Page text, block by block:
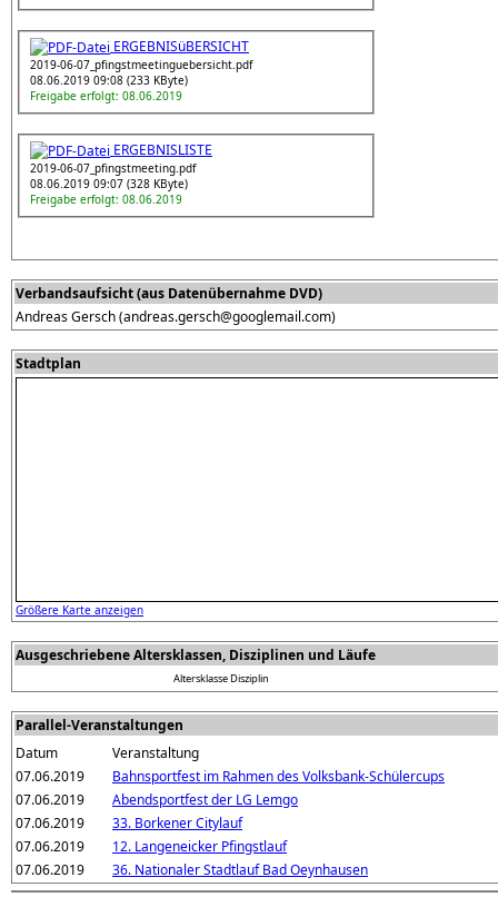
ERGEBNISüBERSICHT
2019-06-07_pfingstmeetinguebersicht.pdf
08.06.2019 09:08 (233 KByte)
Freigabe erfolgt: 08.06.2019
ERGEBNISLISTE
2019-06-07_pfingstmeeting.pdf
08.06.2019 09:07 (328 KByte)
Freigabe erfolgt: 08.06.2019
Verbandsaufsicht (aus Datenübernahme DVD)
Andreas Gersch (andreas.gersch@googlemail.com)
Stadtplan
Größere Karte anzeigen
Ausgeschriebene Altersklassen, Disziplinen und Läufe
AltersklasseDisziplin
Parallel-Veranstaltungen
Datum
Veranstaltung
07.06.2019
Bahnsportfest im Rahmen des Volksbank-Schülercups
07.06.2019
Abendsportfest der LG Lemgo
07.06.2019
33. Borkener Citylauf
07.06.2019
12. Langeneicker Pfingstlauf
07.06.2019
36. Nationaler Stadtlauf Bad Oeynhausen